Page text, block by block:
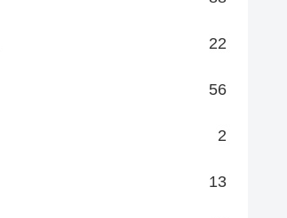
22
56
2
13